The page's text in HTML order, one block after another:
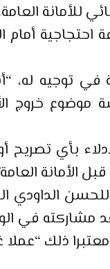
أمام
في توجيه له،
موضوع
بأي
الأمانة
الداودي
مشاركته في